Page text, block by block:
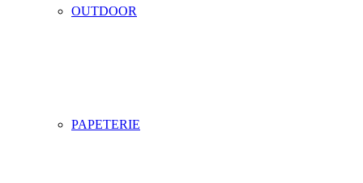
OUTDOOR
PAPETERIE